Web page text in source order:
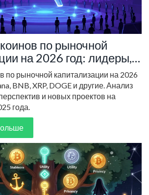
по рыночной
на 2026 год: лидеры,
по рыночной капитализации на 2026
BNB, XRP, DOGE и другие. Анализ
и новых проектов на
года.